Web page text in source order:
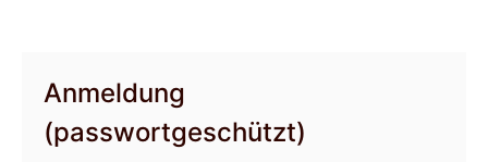
Anmeldung
(passwortgeschützt)